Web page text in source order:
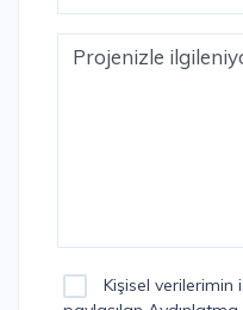
Kişisel verilerimin